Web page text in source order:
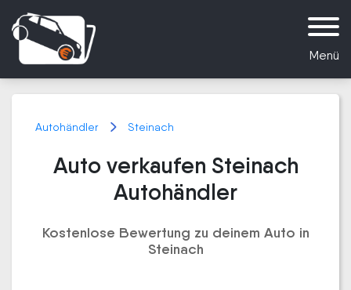
Menü
Autohändler Steinach
Auto verkaufen Steinach
Autohändler
Kostenlose Bewertung zu deinem Auto in
Steinach